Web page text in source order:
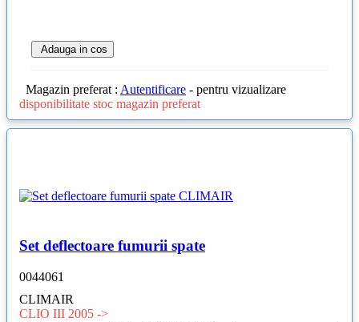
Adauga in cos
Magazin preferat : Autentificare - pentru vizualizare
disponibilitate stoc magazin preferat
Set deflectoare fumurii spate
0044061
CLIMAIR
CLIO III 2005 ->